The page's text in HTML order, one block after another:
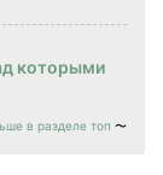
которыми
в разделе топ